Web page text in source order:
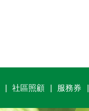
社區照顧 服務券